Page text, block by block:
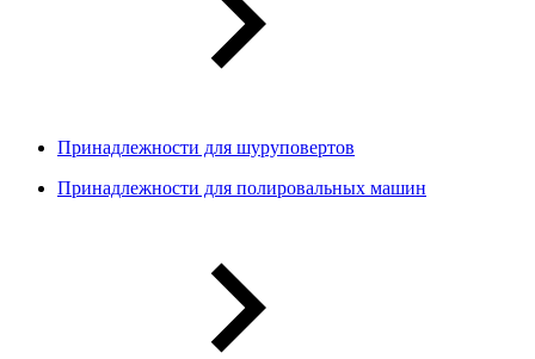
Принадлежности для шуруповертов
Принадлежности для полировальных машин